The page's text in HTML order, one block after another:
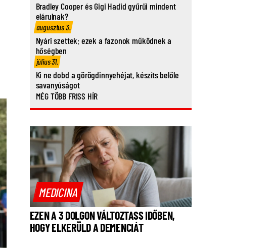
Bradley Cooper és Gigi Hadid gyűrűi mindent
elárulnak?
augusztus 3.
Nyári szettek: ezek a fazonok működnek a
hőségben
július 31.
Ki ne dobd a görögdinnyehéjat, készíts belőle
savanyúságot
MÉG TÖBB FRISS HÍR
MEDICINA
EZEN A 3 DOLGON VÁLTOZTASS IDŐBEN,
HOGY ELKERÜLD A DEMENCIÁT